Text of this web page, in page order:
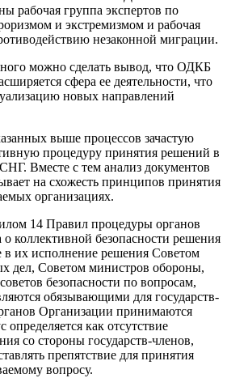
рабочая группа экспертов по
и экстремизмом и рабочая
незаконной миграции.
можно сделать вывод, что ОДКБ
сфера ее деятельности, что
новых направлений
выше процессов зачастую
процедуру принятия решений в
Вместе с тем анализ документов
на схожесть принципов принятия
организациях.
14 Правил процедуры органов
коллективной безопасности решения
их исполнение решения Советом
дел, Советом министров обороны,
безопасности по вопросам,
обязывающими для государств-
Организации принимаются
определяется как отсутствие
со стороны государств-членов,
препятствие для принятия
вопросу.